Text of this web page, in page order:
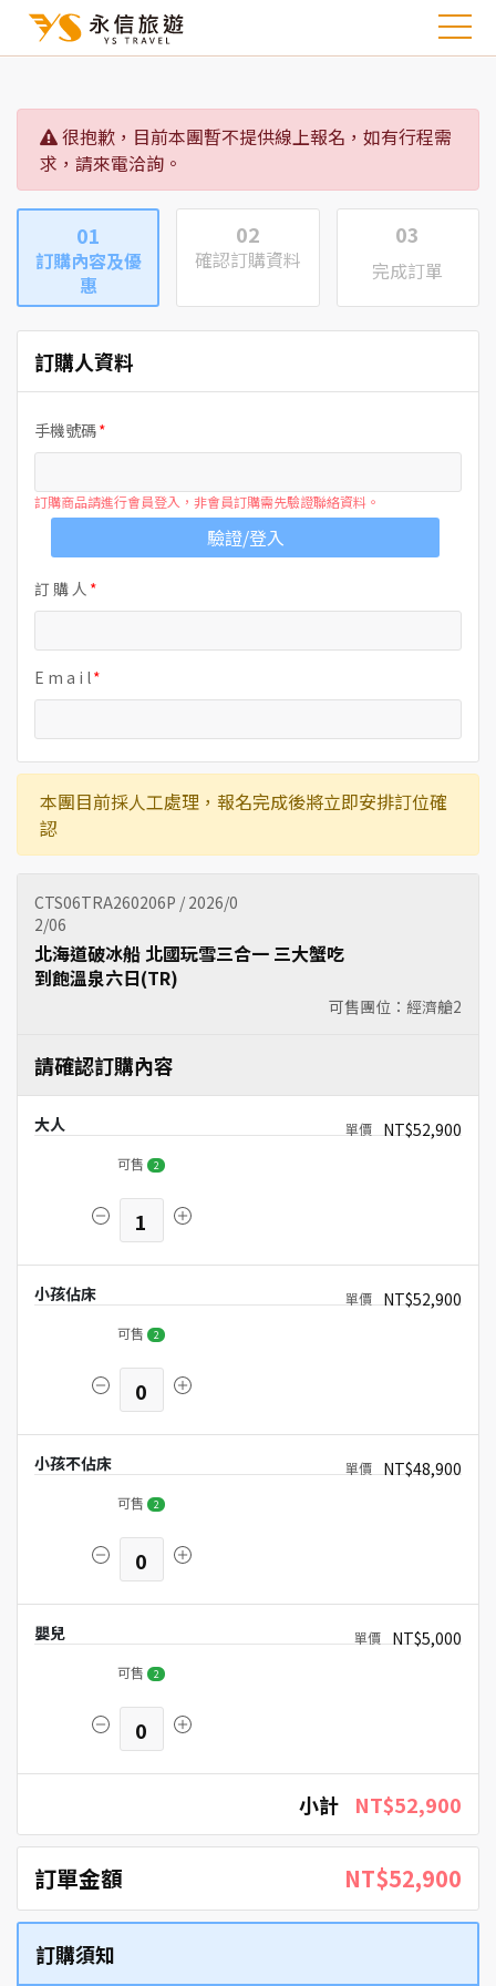
很抱歉，目前本團暫不提供線上報名，如有行程需
求，請來電洽詢。
01
訂購內容及優
惠
02
確認訂購資料
03
完成訂單
訂購人資料
手機號碼
訂購商品請進行會員登入，非會員訂購需先驗證聯絡資料。
驗證/登入
訂 購 人
E m a i l
本團目前採人工處理，報名完成後將立即安排訂位確
認
CTS06TRA260206P / 2026/0
2/06
可售團位：經濟艙2
北海道破冰船 北國玩雪三合一 三大蟹吃
到飽溫泉六日(TR)
請確認訂購內容
大人 NT$52,900
可售 2
1
小孩佔床 NT$52,900
可售 2
0
小孩不佔床 NT$48,900
可售 2
0
嬰兒 NT$5,000
可售 2
0
小計 NT$52,900
訂單金額 NT$52,900
訂購須知